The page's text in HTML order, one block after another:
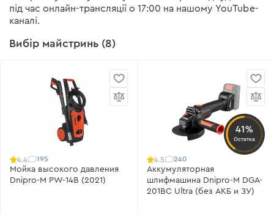
під час онлайн-трансляції о 17:00 на нашому YouTube-
каналі.
Вибір майстринь (8)
4.4 195
Мойка высокого давления
Dnipro-M PW-14B (2021)
41%
Остатка
4.5 240
Аккумуляторная
шлифмашина Dnipro-M DGA-
201BC Ultra (без АКБ и ЗУ)